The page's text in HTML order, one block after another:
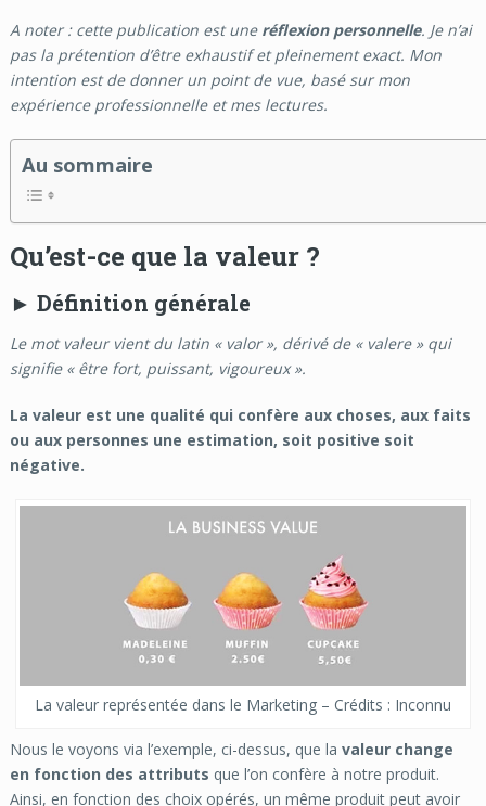
A noter : cette publication est uneréflexion personnelle. Je n’ai
pas la prétention d’être exhaustif et pleinement exact. Mon
intention est de donner un point de vue, basé sur mon
expérience professionnelle et mes lectures.
Au sommaire
Qu’est-ce que la valeur ?
► Définition générale
Le mot valeur vient du latin « valor », dérivé de « valere » qui
signifie « être fort, puissant, vigoureux ».
La valeur est une qualité qui confère aux choses, aux faits
ou aux personnes une estimation, soit positive soit
négative.
La valeur représentée dans le Marketing – Crédits : Inconnu
Nous le voyons via l’exemple, ci-dessus, que la valeur change
en fonction des attributs que l’on confère à notre produit.
Ainsi, en fonction des choix opérés, un même produit peut avoir